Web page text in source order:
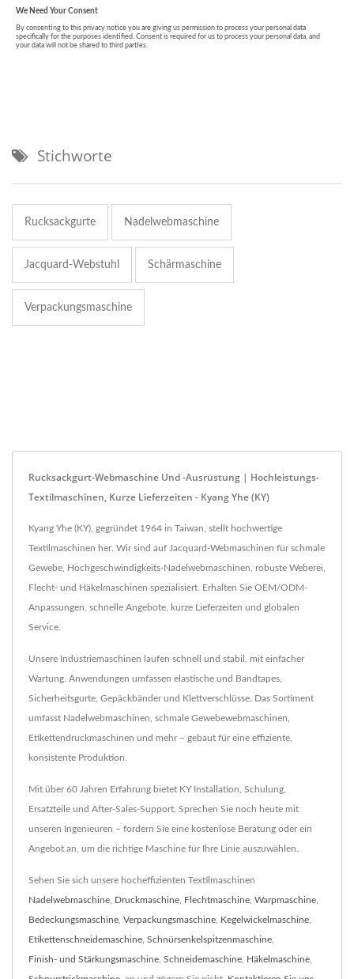
Stichworte
Rucksackgurte Nadelwebmaschine
Jacquard-Webstuhl Schärmaschine
Verpackungsmaschine
Rucksackgurt-Webmaschine Und -Ausrüstung | Hochleistungs-
Textilmaschinen, Kurze Lieferzeiten - Kyang Yhe (KY)
Kyang Yhe (KY), gegründet 1964 in Taiwan, stellt hochwertige
Textilmaschinen her. Wir sind auf Jacquard-Webmaschinen für schmale
Gewebe, Hochgeschwindigkeits-Nadelwebmaschinen, robuste Weberei,
Flecht- und Häkelmaschinen spezialisiert. Erhalten Sie OEM/ODM-
Anpassungen, schnelle Angebote, kurze Lieferzeiten und globalen
Service.
Unsere Industriemaschinen laufen schnell und stabil, mit einfacher
Wartung. Anwendungen umfassen elastische und Bandtapes,
Sicherheitsgurte, Gepäckbänder und Klettverschlüsse. Das Sortiment
umfasst Nadelwebmaschinen, schmale Gewebewebmaschinen,
Etikettendruckmaschinen und mehr – gebaut für eine effiziente,
konsistente Produktion.
Mit über 60 Jahren Erfahrung bietet KY Installation, Schulung,
Ersatzteile und After-Sales-Support. Sprechen Sie noch heute mit
unseren Ingenieuren – fordern Sie eine kostenlose Beratung oder ein
Angebot an, um die richtige Maschine für Ihre Linie auszuwählen.
Sehen Sie sich unsere hocheffizienten Textilmaschinen
Nadelwebmaschine Druckmaschine Flechtmaschine Warpmaschine
Bedeckungsmaschine Verpackungsmaschine Kegelwickelmaschine
Etikettenschneidemaschine Schnürsenkelspitzenmaschine
Finish- und Stärkungsmaschine Schneidemaschine Häkelmaschine